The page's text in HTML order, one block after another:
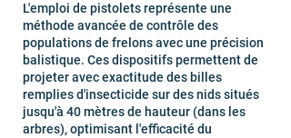
L'emploi de pistolets représente une
méthode avancée de contrôle des
populations de frelons avec une précision
balistique. Ces dispositifs permettent de
projeter avec exactitude des billes
remplies d'insecticide sur des nids situés
jusqu'à 40 mètres de hauteur (dans les
arbres), optimisant l'efficacité du